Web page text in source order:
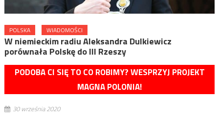
POLSKA WIADOMOŚCI
W niemieckim radiu Aleksandra Dulkiewicz
porównała Polskę do III Rzeszy
PODOBA CI SIĘ TO CO ROBIMY? WESPRZYJ PROJEKT
MAGNA POLONIA!
30 września 2020